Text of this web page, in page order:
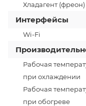
Хладагент (фреон)
Интерфейсы
Wi-Fi
Рабочая
при охлаждении
Рабочая
при обогреве